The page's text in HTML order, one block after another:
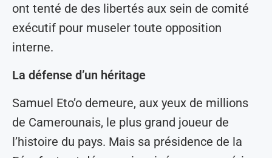
ont tenté de des libertés aux sein de comité
exécutif pour museler toute opposition
interne.
La défense d’un héritage
Samuel Eto’o demeure, aux yeux de millions
de Camerounais, le plus grand joueur de
l’histoire du pays. Mais sa présidence de la